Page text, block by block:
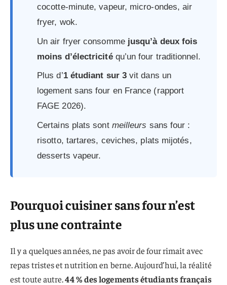
cocotte-minute, vapeur, micro-ondes, air
fryer, wok.
Un air fryer consomme jusqu’à deux fois
moins d’électricitéqu’un four traditionnel.
Plus d’1 étudiant sur 3vit dans un
logement sans four en France (rapport
FAGE 2026).
Certains plats sont meilleurs sans four :
risotto, tartares, ceviches, plats mijotés,
desserts vapeur.
Pourquoi cuisiner sans four n’est
plus une contrainte
Il y a quelques années, ne pas avoir de four rimait avec
repas tristes et nutrition en berne. Aujourd’hui, la réalité
est toute autre.44 % des logements étudiants français